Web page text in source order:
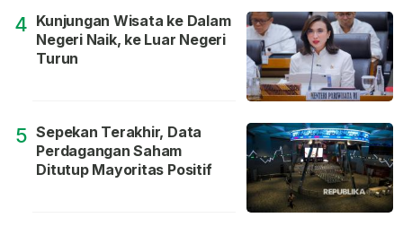
4 Kunjungan Wisata ke Dalam
Negeri Naik, ke Luar Negeri
Turun
5 Sepekan Terakhir, Data
Perdagangan Saham
Ditutup Mayoritas Positif